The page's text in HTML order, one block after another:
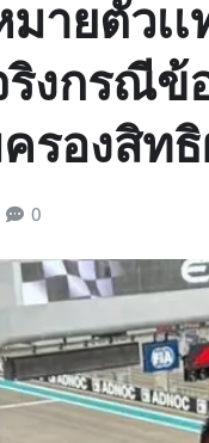
ายตัวเเ
งกรณีข้
รองสิทธิ
0